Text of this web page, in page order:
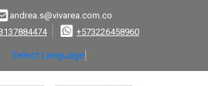
andrea.s@vivarea.com.co
+573226458960
Select Language